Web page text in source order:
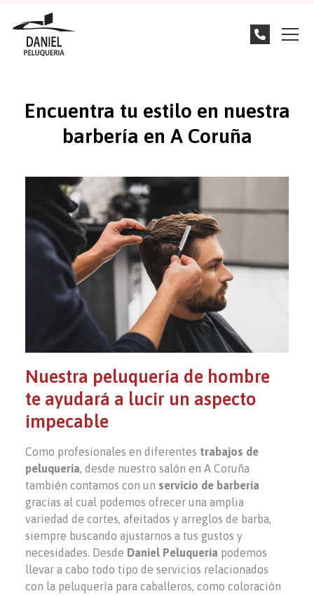
Encuentra tu estilo en nuestra
barbería en A Coruña
Nuestra peluquería de hombre
te ayudará a lucir un aspecto
impecable
Como profesionales en diferentes trabajos de
peluquería, desde nuestro salón en A Coruña
también contamos con un servicio de barbería
gracias al cual podemos ofrecer una amplia
variedad de cortes, afeitados y arreglos de barba,
siempre buscando ajustarnos a tus gustos y
necesidades. Desde Daniel Peluquería podemos
llevar a cabo todo tipo de servicios relacionados
con la peluquería para caballeros, como coloración